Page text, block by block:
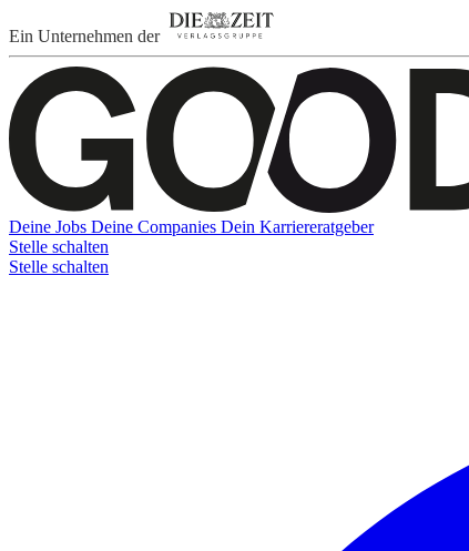
Ein Unternehmen der
Deine Jobs Deine Companies Dein Karriereratgeber
Stelle schalten
Stelle schalten